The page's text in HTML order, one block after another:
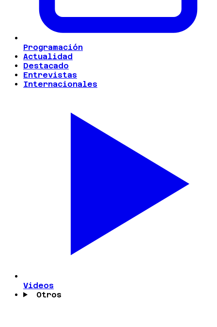
Programación
Actualidad
Destacado
Entrevistas
Internacionales
Videos
Otros